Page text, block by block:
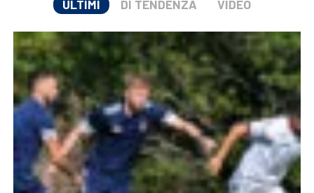
ULTIMI DI TENDENZA VIDEO